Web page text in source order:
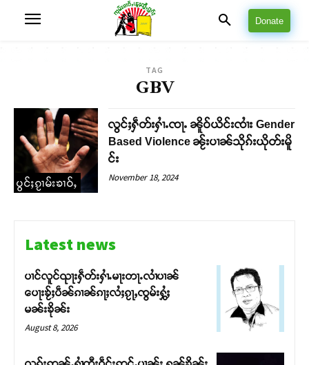
Donate
TAG
GBV
ပွင်ႈၵႂၢမ်းၶၢဝ်ႇ
လွင်ႈႁဵတ်းႁၢႆႉၸႃႉ ၼိူဝ်ယိင်းၸၢႆး Gender
Based Violence ၼႂ်းပၢၼ်သိုၵ်းယိုတ်းမိူ
င်း
November 18, 2024
Latest news
ပၢင်လူင်ၺႃးႁဵတ်းႁၢႆႉမႃးတႃႉလၢႆပၢၼ် ​​
ပေႃးၶႂ်ႈပဵၼ်ၵၢၼ်ၵႃႈလႆႈၵႂႃႇၸွမ်းႁွႆႈ
မၼ်းၶိုၼ်း
August 8, 2026